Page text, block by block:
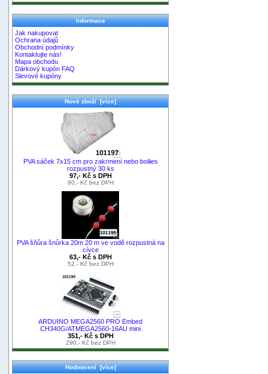
Informace
Jak nakupovat
Ochrana údajů
Obchodní podmínky
Kontaktujte nás!
Mapa obchodu
Dárkový kupón FAQ
Slevové kupóny
Nové zboží [více]
PVA sáček 7x15 cm pro zakrmení nebo boilies
rozpustný 30 ks
97,- Kč s DPH
80,- Kč bez DPH
PVA šňůra šnůrka 20m 20 m ve vodě rozpustná na
cívce
63,- Kč s DPH
52,- Kč bez DPH
ARDUINO MEGA2560 PRO Embed
CH340G/ATMEGA2560-16AU mini
351,- Kč s DPH
290,- Kč bez DPH
Hodnocení [více]